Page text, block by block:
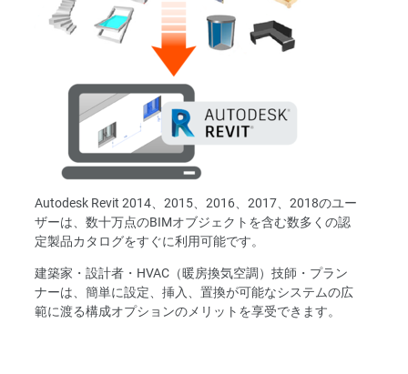
Autodesk Revit 2014、2015、2016、2017、2018のユー
ザーは、数十万点のBIMオブジェクトを含む数多くの認
定製品カタログをすぐに利用可能です。
建築家・設計者・HVAC（暖房換気空調）技師・プラン
ナーは、簡単に設定、挿入、置換が可能なシステムの広
範に渡る構成オプションのメリットを享受できます。